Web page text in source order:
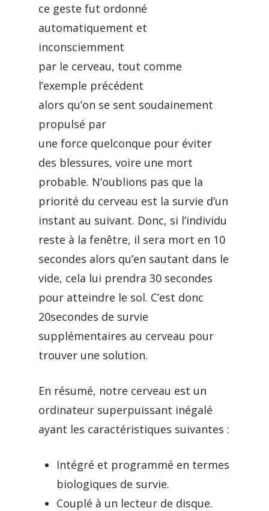
ce geste fut ordonné
automatiquement et
inconsciemment
par le cerveau, tout comme
l’exemple précédent
alors qu’on se sent soudainement
propulsé par
une force quelconque pour éviter
des blessures, voire une mort
probable. N’oublions pas que la
priorité du cerveau est la survie d’un
instant au suivant. Donc, si l’individu
reste à la fenêtre, il sera mort en 10
secondes alors qu’en sautant dans le
vide, cela lui prendra 30 secondes
pour atteindre le sol. C’est donc
20secondes de survie
supplémentaires au cerveau pour
trouver une solution.
En résumé, notre cerveau est un
ordinateur superpuissant inégalé
ayant les caractéristiques suivantes :
Intégré et programmé en termes
biologiques de survie.
Couplé à un lecteur de disque.